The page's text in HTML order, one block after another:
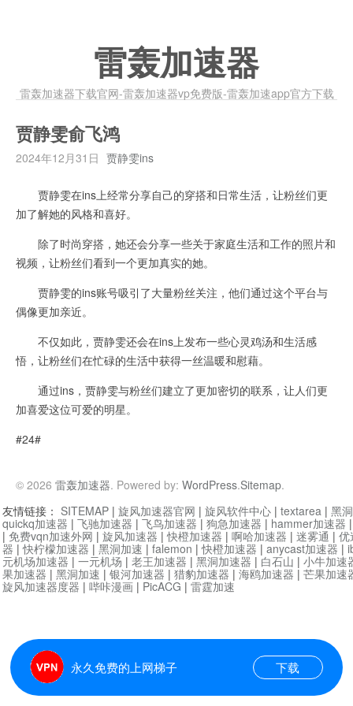
雷轰加速器
雷轰加速器下载官网-雷轰加速器vp免费版-雷轰加速app官方下载
贾静雯俞飞鸿
2024年12月31日 贾静雯ins
贾静雯在ins上经常分享自己的穿搭和日常生活，让粉丝们更
加了解她的风格和喜好。
除了时尚穿搭，她还会分享一些关于家庭生活和工作的照片和
视频，让粉丝们看到一个更加真实的她。
贾静雯的ins账号吸引了大量粉丝关注，他们通过这个平台与
偶像更加亲近。
不仅如此，贾静雯还会在ins上发布一些心灵鸡汤和生活感
悟，让粉丝们在忙碌的生活中获得一丝温暖和慰藉。
通过ins，贾静雯与粉丝们建立了更加密切的联系，让人们更
加喜爱这位可爱的明星。
#24#
© 2026 雷轰加速器. Powered by: WordPress.Sitemap.
永久免费的上网梯子 下载
友情链接： SITEMAP | 旋风加速器官网 | 旋风软件中心 | textarea | 黑
quickq加速器 | 飞驰加速器 | 飞鸟加速器 | 狗急加速器 | hammer加速器
| 免费vqn加速外网 | 旋风加速器 |快橙加速器 | 啊哈加速器 | 迷雾通 | 优
器 |快柠檬加速器 | 黑洞加速 | falemon |快橙加速器 | anycast加速器 |
元机场加速器 | 一元机场 | 老王加速器 | 黑洞加速器 | 白石山 | 小牛加速
果加速器 | 黑洞加速 | 银河加速器 | 猎豹加速器 | 海鸥加速器 | 芒果加速
旋风加速器度器 | 哔咔漫画 | PicACG | 雷霆加速